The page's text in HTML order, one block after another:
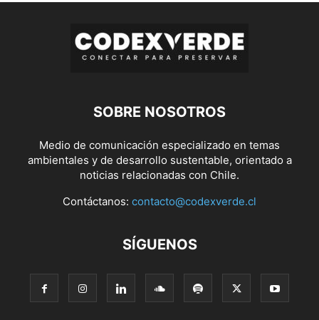
SOBRE NOSOTROS
Medio de comunicación especializado en temas
ambientales y de desarrollo sustentable, orientado a
noticias relacionadas con Chile.
Contáctanos: contacto@codexverde.cl
SÍGUENOS